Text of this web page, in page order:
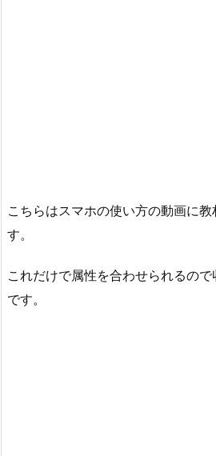
こちらはスマホの使い方の動画に
す。
これだけで属性を合わせられるの
です。